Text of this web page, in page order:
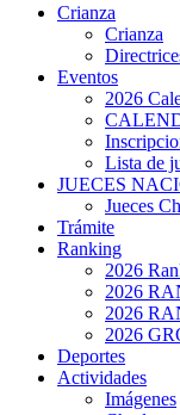
Crianza
Crianza
Eventos
2026
Lista de
JUECES
Jueces
Trámite
Ranking
2026
2026
2026
2026
Deportes
Actividades
Imágenes